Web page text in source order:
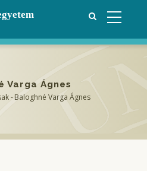
Varga Ágnes
-Baloghné Varga Ágnes